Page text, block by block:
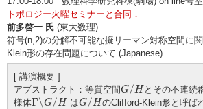
トポロジー火曜セミナーと合同．
前多啓一 氏 (東大数理)
符号(n,2)の分解不可能な擬リーマン対称空間に
Klein形の存在問題について (Japanese)
[ 講演概要 ]
アブストラクト：等質空間G/ H
G H とその不連続
様体Γ∖ G/ H
Γ∖G/H はG/ H
G/ H のClifford-Klein形と呼ば